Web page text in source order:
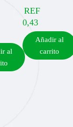
al
REF
0,43
Añadir al
carrito